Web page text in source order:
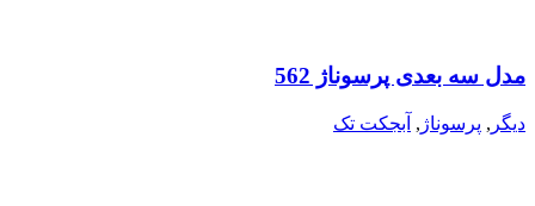
مدل سه بعدی پرسوناژ 562
دیگر , پرسوناژ , آبجکت تک